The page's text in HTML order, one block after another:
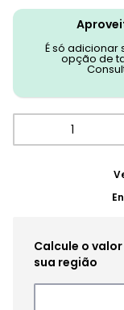
É só
opção de